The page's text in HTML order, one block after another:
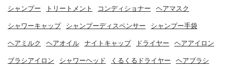
シャンプー トリートメント コンディショナー ヘアマスク
シャワーキャップ シャンプーディスペンサー シャンプー手袋
ヘアミルク ヘアオイル ナイトキャップ ドライヤー ヘアアイロン
ブラシアイロン シャワーヘッド くるくるドライヤー ヘアブラシ